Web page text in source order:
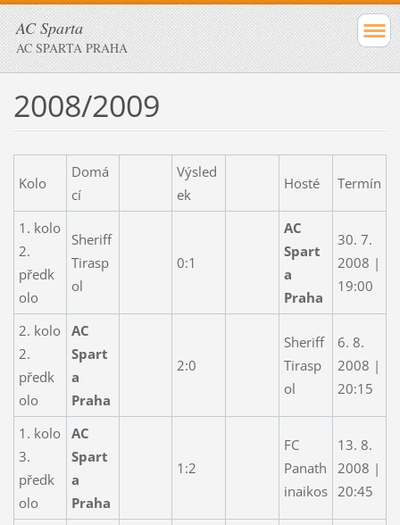
AC Sparta
AC SPARTA PRAHA
2008/2009
Kolo
Domá
cí
Výsled
ek
Hosté Termín
1. kolo
2.
předk
olo
Sheriff
Tirasp
ol
0:1
AC
Spart
a
Praha
30. 7.
2008 |
19:00
2. kolo
2.
předk
olo
AC
Spart
a
Praha
2:0
Sheriff
Tirasp
ol
6. 8.
2008 |
20:15
1. kolo
3.
předk
olo
AC
Spart
a
Praha
1:2
FC
Panath
inaikos
13. 8.
2008 |
20:45